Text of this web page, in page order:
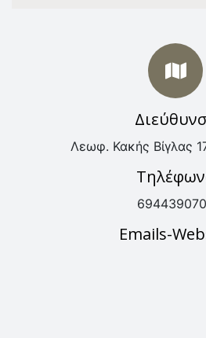
Λεωφ. Κακής Βίγλας
Emails-